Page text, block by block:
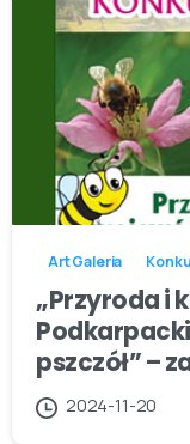
Art Galeria
„Przyroda i
pszczół” –
2024-11-20